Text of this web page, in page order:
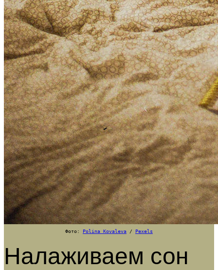
Фото: Polina Kovaleva / Pexels
Налаживаем сон